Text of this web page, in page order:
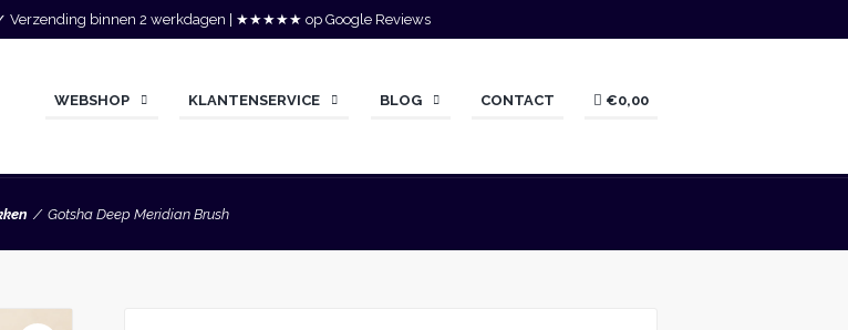
Verzending binnen 2 werkdagen | ★★★★★ op Google Reviews
WEBSHOP KLANTENSERVICE BLOG CONTACT €0,00
Gotsha Deep Meridian Brush